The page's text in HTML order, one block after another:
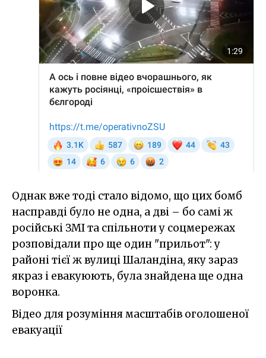
Однак вже тоді стало відомо, що цих бомб
насправді було не одна, а дві – бо самі ж
російські ЗМІ та спільноти у соцмережах
розповідали про ще один "прильот": у
районі тієї ж вулиці Шаландіна, яку зараз
якраз і евакуюють, була знайдена ще одна
воронка.
Відео для розуміння масштабів оголошеної
евакуації